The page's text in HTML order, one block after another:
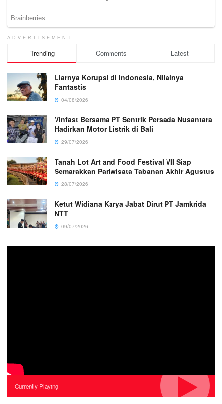
ADVERTISEMENT
Trending Comments Latest
Liarnya Korupsi di Indonesia, Nilainya
Fantastis
04/08/2026
Vinfast Bersama PT Sentrik Persada Nusantara
Hadirkan Motor Listrik di Bali
29/07/2026
Tanah Lot Art and Food Festival VII Siap
Semarakkan Pariwisata Tabanan Akhir Agustus
28/07/2026
Ketut Widiana Karya Jabat Dirut PT Jamkrida
NTT
09/07/2026
Currently Playing